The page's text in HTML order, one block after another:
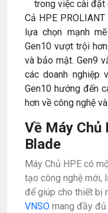
trong việc cài đặt
Cả HPE
lựa chọn mạnh
Gen10 vượt trội
và bảo mật. Gen9
các doanh nghiệp
Gen10 hướng đến
hơn về công nghệ
Về Máy Chủ
Blade
Máy Chủ HPE có
tạo công nghệ mới,
để giúp cho thiết bị
VNSO mang đầy